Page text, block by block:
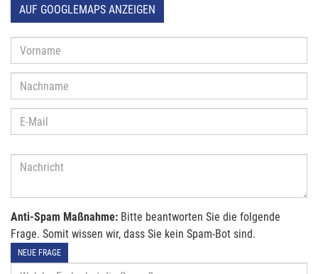
AUF GOOGLEMAPS ANZEIGEN
Anti-Spam Maßnahme: Bitte beantworten Sie die folgende
Frage. Somit wissen wir, dass Sie kein Spam-Bot sind.
NEUE FRAGE